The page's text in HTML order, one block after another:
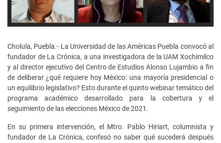
Cholula, Puebla.- La Universidad de las Américas Puebla convocó al
fundador de La Crónica, a una investigadora de la UAM Xochimilco
y al director ejecutivo del Centro de Estudios Alonso Lujambio a fin
de deliberar ¿qué requiere hoy México: una mayoría presidencial o
un equilibrio legislativo? Esto durante el quinto webinar temático del
programa académico desarrollado para la cobertura y el
seguimiento de las elecciones México de 2021.
En su primera intervención, el Mtro. Pablo Hiriart, columnista y
fundador de La Crónica, confesó no saber qué sucederá después